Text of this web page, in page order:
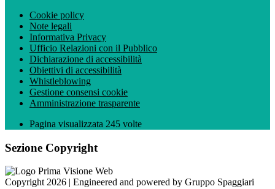
Cookie policy
Note legali
Informativa Privacy
Ufficio Relazioni con il Pubblico
Dichiarazione di accessibilità
Obiettivi di accessibilità
Whistleblowing
Gestione consensi cookie
Amministrazione trasparente
Pagina visualizzata 245 volte
Sezione Copyright
Copyright 2026 | Engineered and powered by Gruppo Spaggiari